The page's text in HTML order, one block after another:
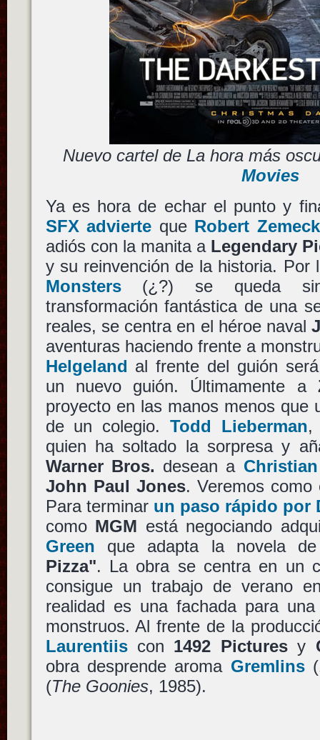
Nuevo cartel de La hora más
Movies
Ya es hora de echar el punto y
SFX advierte que Robert
adiós con la manita a Legendary
y su reinvención de la historia. Por
Monsters(¿?) se queda
transformación fantástica de una
reales, se centra en el héroe naval
aventuras haciendo frente a
Helgeland al frente del guión
un nuevo guión. Últimamente a
proyecto en las manos menos que
de un colegio. Todd Lieberman,
quien ha soltado la sorpresa y
Warner Bros. desean a
John Paul Jones. Veremos como
Para terminar un paso rápido por
como MGM está negociando
Green que adapta la novela
Pizza". La obra se centra en un
consigue un trabajo de verano
realidad es una fachada para
monstruos. Al frente de la
Laurentiiscon 1492 Picturesy
obra desprende aroma Gremlins
(The Goonies, 1985).